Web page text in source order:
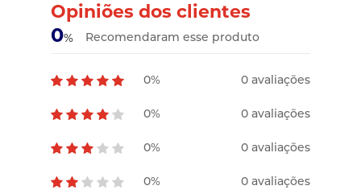
Opiniões dos clientes
0% Recomendaram esse produto
0% 0 avaliações
0% 0 avaliações
0% 0 avaliações
0% 0 avaliações